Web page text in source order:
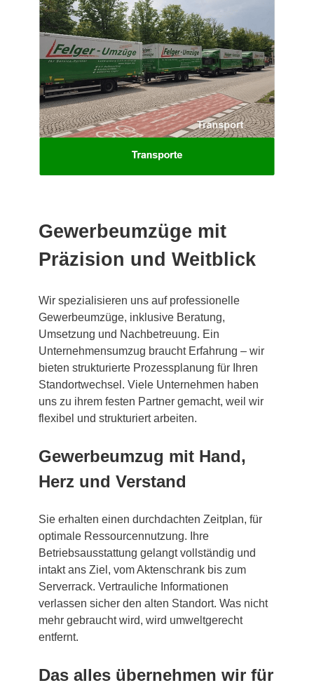
Gewerbeumzüge mit
Präzision und Weitblick
Wir spezialisieren uns auf professionelle
Gewerbeumzüge, inklusive Beratung,
Umsetzung und Nachbetreuung. Ein
Unternehmensumzug braucht Erfahrung – wir
bieten strukturierte Prozessplanung für Ihren
Standortwechsel. Viele Unternehmen haben
uns zu ihrem festen Partner gemacht, weil wir
flexibel und strukturiert arbeiten.
Gewerbeumzug mit Hand,
Herz und Verstand
Sie erhalten einen durchdachten Zeitplan, für
optimale Ressourcennutzung. Ihre
Betriebsausstattung gelangt vollständig und
intakt ans Ziel, vom Aktenschrank bis zum
Serverrack. Vertrauliche Informationen
verlassen sicher den alten Standort. Was nicht
mehr gebraucht wird, wird umweltgerecht
entfernt.
Das alles übernehmen wir für